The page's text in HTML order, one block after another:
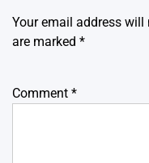
Your email address will
are marked *
Comment *